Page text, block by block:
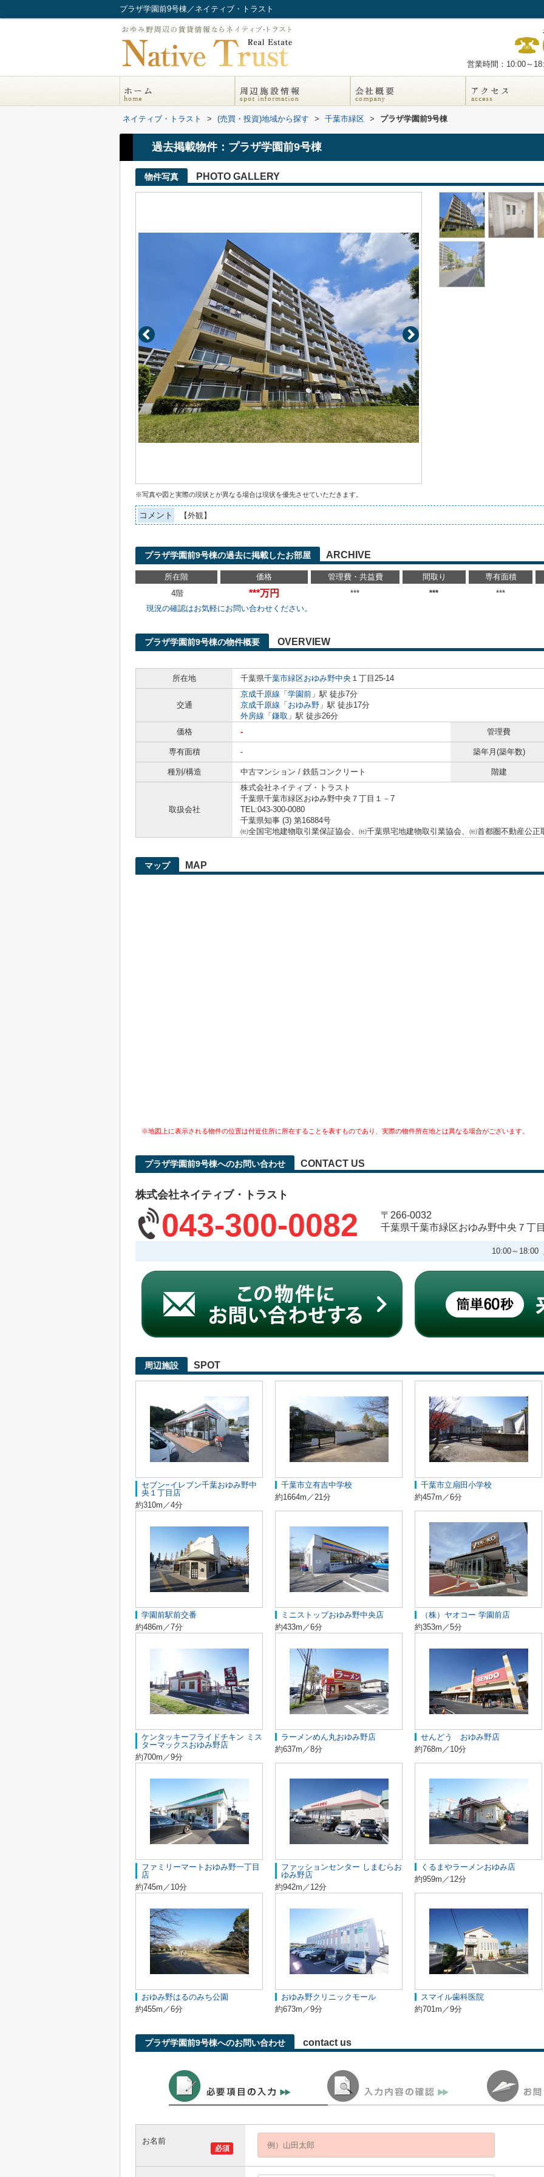
プラザ学園前9号棟／ネイティブ・トラスト
営業時間：10:00～
ネイティブ・トラスト > (売買・投資)地域から探す > 千葉市緑区 > プラザ学園前9号棟
過去掲載物件：プラザ学園前9号棟
物件写真 PHOTO GALLERY
※写真や図と実際の現状とが異なる場合は現状を優先させていただきます。
コメント 【外観】
プラザ学園前9号棟の過去に掲載したお部屋 ARCHIVE
所在階 価格 管理費・共益費 間取り 専有面積
4階
***万円 *** *** ***
現況の確認はお気軽にお問い合わせください。
プラザ学園前9号棟の物件概要 OVERVIEW
所在地
千葉県千葉市緑区おゆみ野中央 １丁目25-14
交通
京成千原線 「 学園前 」駅 徒歩7分
京成千原線 「 おゆみ野 」駅 徒歩17分
外房線 「 鎌取 」駅 徒歩26分
価格
- 管理費
専有面積 - 築年月(築年数)
種別/構造 中古マンション / 鉄筋コンクリート 階建
取扱会社
株式会社ネイティブ・トラスト
千葉県千葉市緑区おゆみ野中央７丁目１－7
TEL:043-300-0080
千葉県知事 (3) 第16884号
㈳全国宅地建物取引業保証協会、㈳千葉県宅地建物取引業協会、㈳首都圏不動産公正
マップ MAP
※地図上に表示される物件の位置は付近住所に所在することを表すものであり、実際の物件所在地とは異なる場合がございます。
プラザ学園前9号棟へのお問い合わせ CONTACT US
株式会社ネイティブ・トラスト
043-300-0082
〒266-0032
千葉県千葉市緑区おゆみ野中央７丁
10:00～18:00
周辺施設 SPOT
セブン−イレブン千葉おゆみ野中
央１丁目店
約310m／4分
千葉市立有吉中学校
約1664m／21分
千葉市立扇田小学校
約457m／6分
学園前駅前交番
約486m／7分
ミニストップおゆみ野中央店
約433m／6分
（株）ヤオコー 学園前店
約353m／5分
ケンタッキーフライドチキン ミス
ターマックスおゆみ野店
約700m／9分
ラーメンめん丸おゆみ野店
約637m／8分
せんどう おゆみ野店
約768m／10分
ファミリーマートおゆみ野一丁目
店
約745m／10分
ファッションセンター しまむらお
ゆみ野店
約942m／12分
くるまやラーメンおゆみ店
約959m／12分
おゆみ野はるのみち公園
約455m／6分
おゆみ野クリニックモール
約673m／9分
スマイル歯科医院
約701m／9分
プラザ学園前9号棟へのお問い合わせ contact us
必須
お名前